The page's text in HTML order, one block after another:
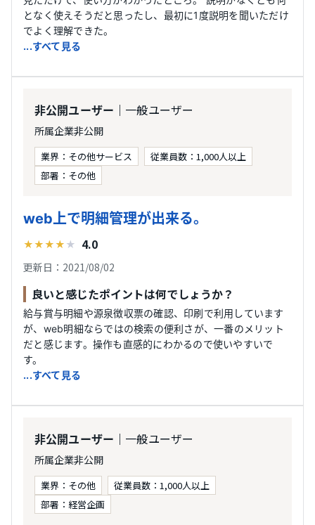
となく使えそうだと思ったし、最初に1度説明を聞いただけ
でよく理解できた。
...すべて見る
非公開ユーザー ｜一般ユーザー
所属企業非公開
業界：その他サービス
従業員数：1,000人以上
部署：その他
web上で明細管理が出来る。
★★★★ ★ 4.0
更新日：2021/08/02
良いと感じたポイントは何でしょうか？
給与賞与明細や源泉徴収票の確認、印刷で利用しています
が、web明細ならではの検索の便利さが、一番のメリット
だと感じます。操作も直感的にわかるので使いやすいで
す。
...すべて見る
非公開ユーザー ｜一般ユーザー
所属企業非公開
業界：その他
従業員数：1,000人以上
部署：経営企画